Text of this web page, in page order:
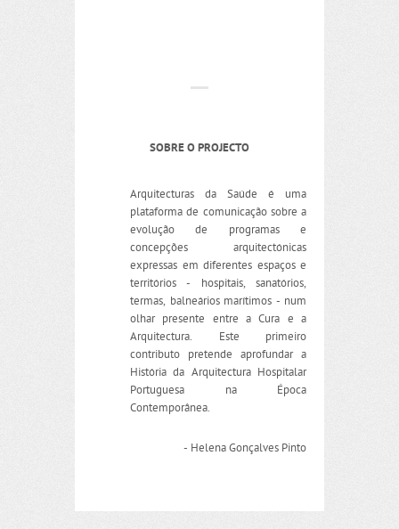
SOBRE O PROJECTO
Arquitecturas da Saúde é uma
plataforma de comunicação sobre a
evolução de programas e
concepções arquitectónicas
expressas em diferentes espaços e
territórios - hospitais, sanatórios,
termas, balneários marítimos - num
olhar presente entre a Cura e a
Arquitectura. Este primeiro
contributo pretende aprofundar a
História da Arquitectura Hospitalar
Portuguesa na Época
Contemporânea.
- Helena Gonçalves Pinto